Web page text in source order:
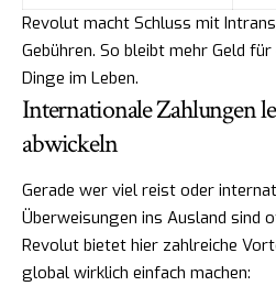
Revolut macht Schluss mit
Gebühren. So bleibt mehr Geld
Dinge im Leben.
Internationale Zahlungen
abwickeln
Gerade wer viel reist oder
Überweisungen ins Ausland sind
Revolut bietet hier zahlreiche
global wirklich einfach machen: